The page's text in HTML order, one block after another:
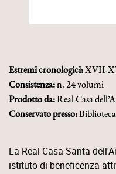
Estremi cronologici:XVII-
Consistenza:n. 24 volumi
Prodotto da:Real Casa
Conservato presso:
La Real Casa Santa
istituto di beneficenza